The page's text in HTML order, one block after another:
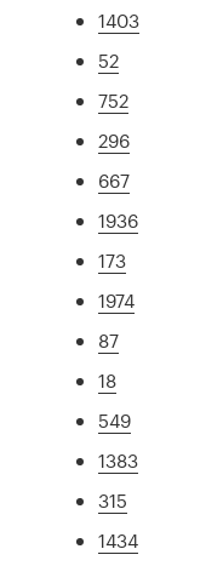
1403
52
752
296
667
1936
173
1974
87
18
549
1383
315
1434